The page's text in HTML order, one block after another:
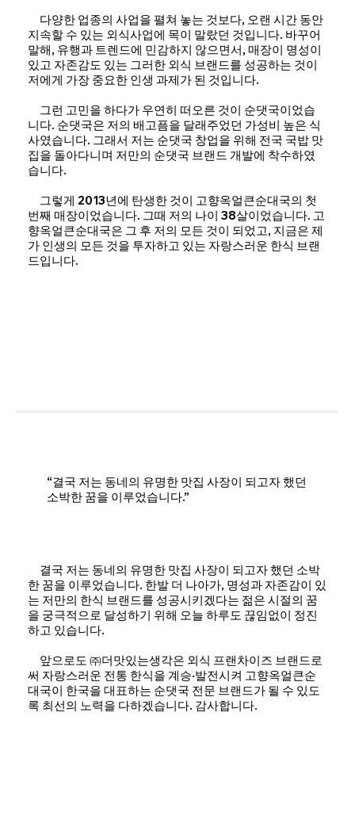
다양한 업종의 사업을 펼쳐 놓는 것보다, 오랜 시간 동안
지속할 수 있는 외식사업에 목이 말랐던 것입니다. 바꾸어
말해, 유행과 트렌드에 민감하지 않으면서, 매장이 명성이
있고 자존감도 있는 그러한 외식 브랜드를 성공하는 것이
저에게 가장 중요한 인생 과제가 된 것입니다.
그런 고민을 하다가 우연히 떠오른 것이 순댓국이었습
니다. 순댓국은 저의 배고픔을 달래주었던 가성비 높은 식
사였습니다. 그래서 저는 순댓국 창업을 위해 전국 국밥 맛
집을 돌아다니며 저만의 순댓국 브랜드 개발에 착수하였
습니다.
그렇게 2013년에 탄생한 것이 고향옥얼큰순대국의 첫
번째 매장이었습니다. 그때 저의 나이 38살이었습니다. 고
향옥얼큰순대국은 그 후 저의 모든 것이 되었고, 지금은 제
가 인생의 모든 것을 투자하고 있는 자랑스러운 한식 브랜
드입니다.
“결국 저는 동네의 유명한 맛집 사장이 되고자 했던
소박한 꿈을 이루었습니다.”
결국 저는 동네의 유명한 맛집 사장이 되고자 했던 소박
한 꿈을 이루었습니다. 한발 더 나아가, 명성과 자존감이 있
는 저만의 한식 브랜드를 성공시키겠다는 젊은 시절의 꿈
을 궁극적으로 달성하기 위해 오늘 하루도 끊임없이 정진
하고 있습니다.
앞으로도 ㈜더맛있는생각은 외식 프랜차이즈 브랜드로
써 자랑스러운 전통 한식을 계승·발전시켜 고향옥얼큰순
대국이 한국을 대표하는 순댓국 전문 브랜드가 될 수 있도
록 최선의 노력을 다하겠습니다. 감사합니다.